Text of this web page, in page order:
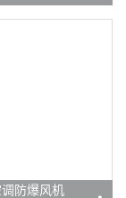
空调防爆风机